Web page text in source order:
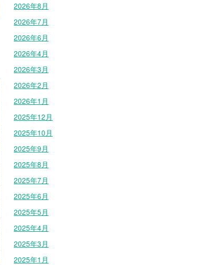
2026年8月
2026年7月
2026年6月
2026年4月
2026年3月
2026年2月
2026年1月
2025年12月
2025年10月
2025年9月
2025年8月
2025年7月
2025年6月
2025年5月
2025年4月
2025年3月
2025年1月